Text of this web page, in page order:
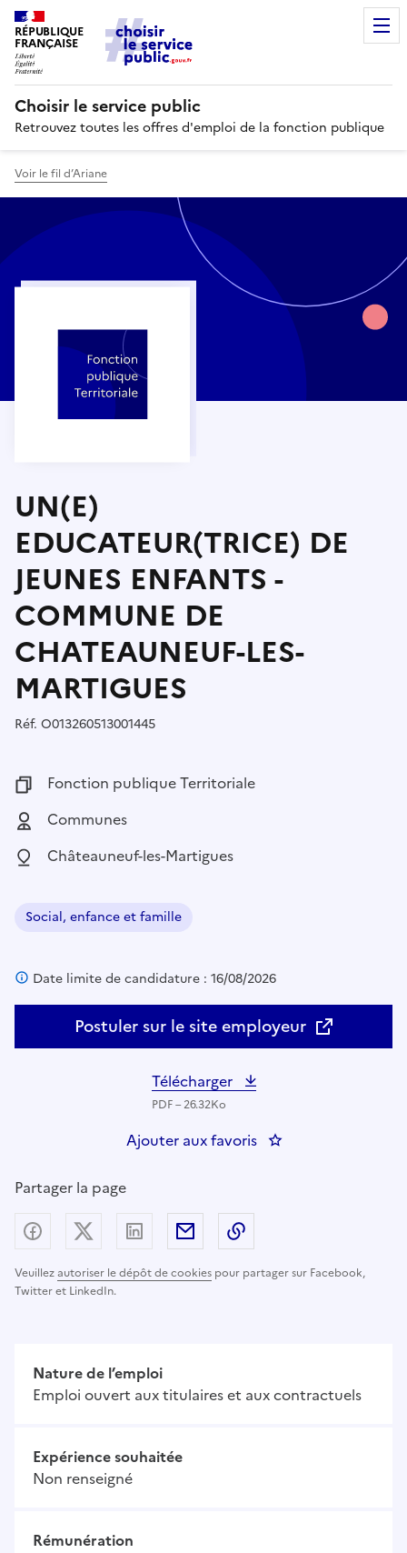
RÉPUBLIQUE
FRANÇAISE
Choisir le service public
Retrouvez toutes les offres d'emploi de la fonction publique
Voir le fil d’Ariane
UN(E)
EDUCATEUR(TRICE) DE
JEUNES ENFANTS -
COMMUNE DE
CHATEAUNEUF-LES-
MARTIGUES
Réf. Référence :
O013260513001445
Fonction publique :
Fonction publique Territoriale
Employeur :
Communes
Localisation :
Châteauneuf-les-Martigues
Domaine :
Social, enfance et famille
Postuler sur le site employeur
Date limite de candidature : 16/08/2026
Télécharger
PDF – 26.32Ko
Ajouter aux favoris : UN(E)
Partager la page
Veuillezautoriser le dépôt de cookies pour partager sur Facebook,
Twitter et LinkedIn.
Partager sur Facebook
Partager sur X (anciennement Twitter) -
Partager sur LinkedIn
Partager par email
Nature de l’emploi
Emploi ouvert aux titulaires et aux contractuels
Expérience souhaitée
Non renseigné
Rémunération